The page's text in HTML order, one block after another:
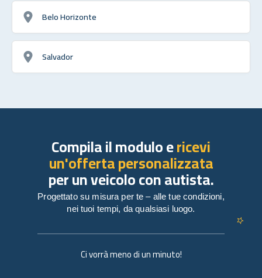
Belo Horizonte
Salvador
Ci vorrà meno di un minuto!
Compila il modulo ericevi
un'offerta personalizzata
per un veicolo con autista.
Progettato su misura per te – alle tue condizioni,
nei tuoi tempi, da qualsiasi luogo.